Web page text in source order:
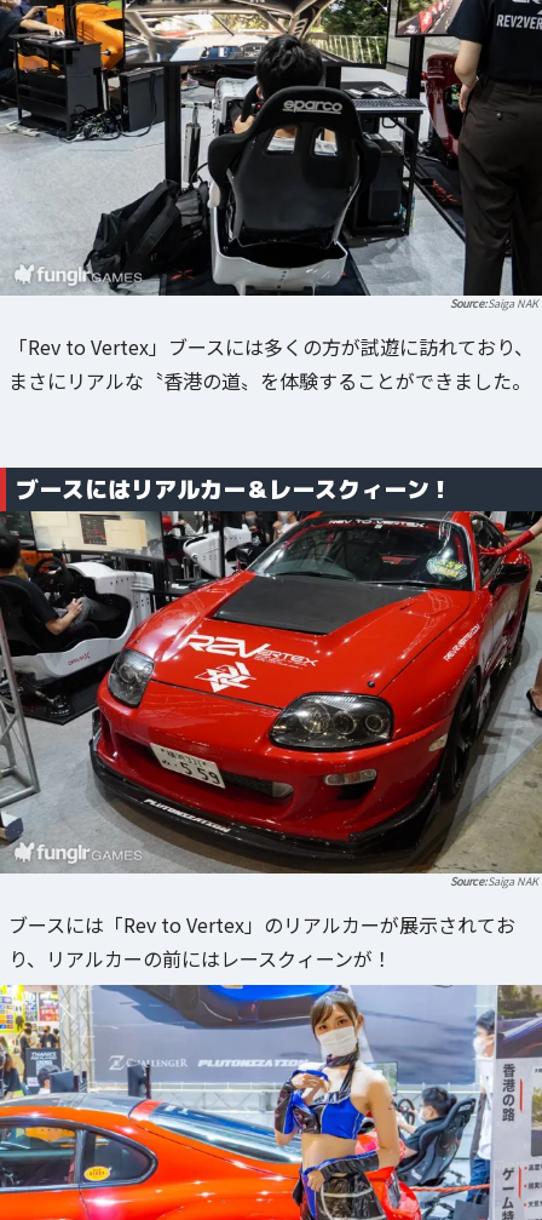
Saiga NAK
「Rev to Vertex」ブースには多くの方が試遊に訪れており、
まさにリアルな〝香港の道〟を体験することができました。
ブースにはリアルカー＆レースクィーン！
Saiga NAK
ブースには「Rev to Vertex」のリアルカーが展示されてお
り、リアルカーの前にはレースクィーンが！